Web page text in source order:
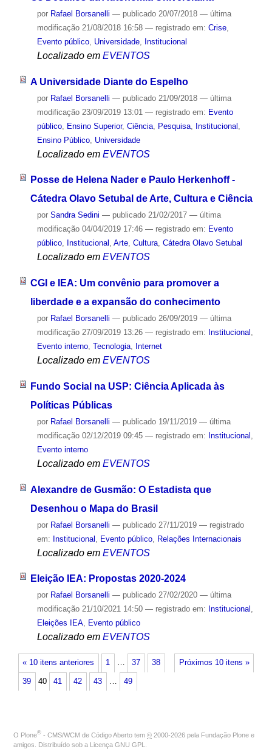
por Rafael Borsanelli — publicado20/07/2018 — última
modificação21/08/2018 16:58 — registrado em: Crise,
Evento público, Universidade, Institucional
Localizado em EVENTOS
A Universidade Diante do Espelho
por Rafael Borsanelli — publicado21/09/2018 — última
modificação23/09/2019 13:01 — registrado em: Evento
público, Ensino Superior, Ciência, Pesquisa, Institucional
Ensino Público, Universidade
Localizado em EVENTOS
Posse de Helena Nader e Paulo Herkenhoff -
Cátedra Olavo Setubal de Arte, Cultura e Ciência
por Sandra Sedini — publicado21/02/2017 — última
modificação04/04/2019 17:46 — registrado em: Evento
público, Institucional , Arte, Cultura, Cátedra Olavo Setubal
Localizado em EVENTOS
CGI e IEA: Um convênio para promover a
liberdade e a expansão do conhecimento
por Rafael Borsanelli — publicado26/09/2019 — última
modificação27/09/2019 13:26 — registrado em: Institucional ,
Evento interno, Tecnologia, Internet
Localizado em EVENTOS
Fundo Social na USP: Ciência Aplicada às
Políticas Públicas
por Rafael Borsanelli — publicado19/11/2019 — última
modificação02/12/2019 09:45 — registrado em: Institucional
Evento interno
Localizado em EVENTOS
Alexandre de Gusmão: O Estadista que
Desenhou o Mapa do Brasil
por Rafael Borsanelli — publicado27/11/2019 — registrado
em: Institucional Evento público, Relações Internacionais
Localizado em EVENTOS
Eleição IEA: Propostas 2020-2024
por Rafael Borsanelli — publicado27/02/2020 — última
modificação21/10/2021 14:50 — registrado em: Institucional ,
Eleições IEA, Evento público
Localizado em EVENTOS
« 10 itens anteriores Próximos 10 itens »
1 … 37 38
39 40 41 42 43 … 49
O Plone® - CMS/WCM de Código Aberto tem © 2000-2026 pela Fundação Plone e
amigos. Distribuído sob a Licença GNU GPL